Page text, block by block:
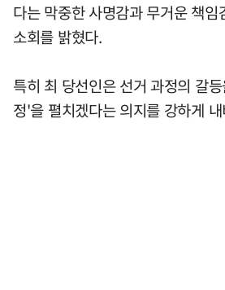
다는 막중한 사명감과 무거운 책
소회를 밝혔다.
특히 최 당선인은 선거 과정의 갈
정'을 펼치겠다는 의지를 강하게